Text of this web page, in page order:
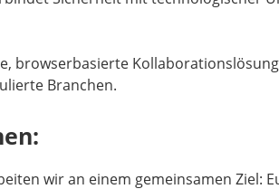
browserbasierte
Branchen.
wir an einem gemeinsamen Ziel: